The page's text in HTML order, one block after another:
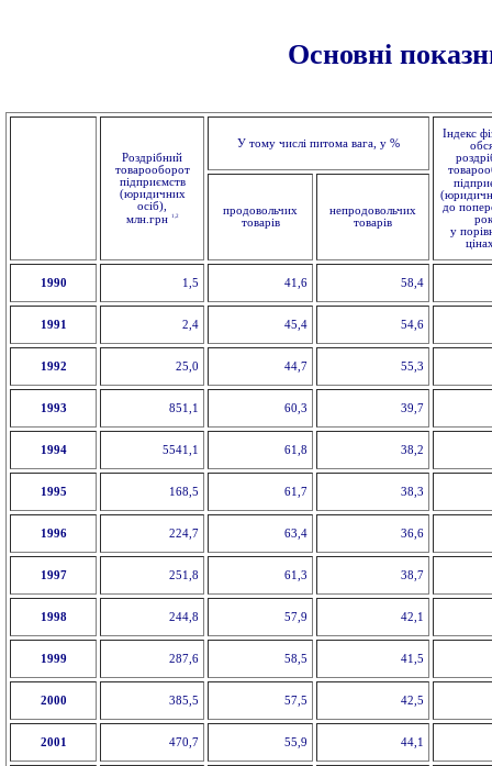
Основні
Роздрібний
товарооборот
підприємств
(юридичних
осіб),
млн.грн 1,2
У тому числі питома вага, у %
Індекс
до
у
продовольчих
товарів
непродовольчих
товарів
1990 1,5 41,6 58,4
1991 2,4 45,4 54,6
1992 25,0 44,7 55,3
1993 851,1 60,3 39,7
1994 5541,1 61,8 38,2
1995 168,5 61,7 38,3
1996 224,7 63,4 36,6
1997 251,8 61,3 38,7
1998 244,8 57,9 42,1
1999 287,6 58,5 41,5
2000 385,5 57,5 42,5
2001 470,7 55,9 44,1